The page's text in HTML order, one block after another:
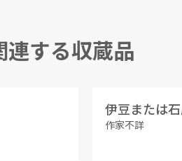
連する収蔵品
伊豆または
作家不詳